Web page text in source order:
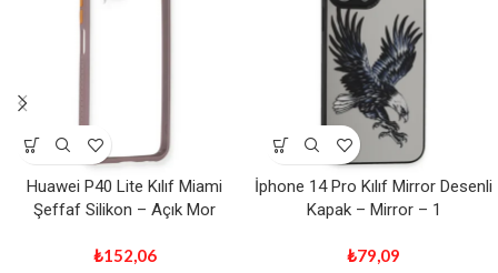
Huawei P40 Lite Kılıf Miami
Şeffaf Silikon – Açık Mor
₺152,06
İphone 14 Pro Kılıf Mirror Desenli
Kapak – Mirror – 1
₺79,09